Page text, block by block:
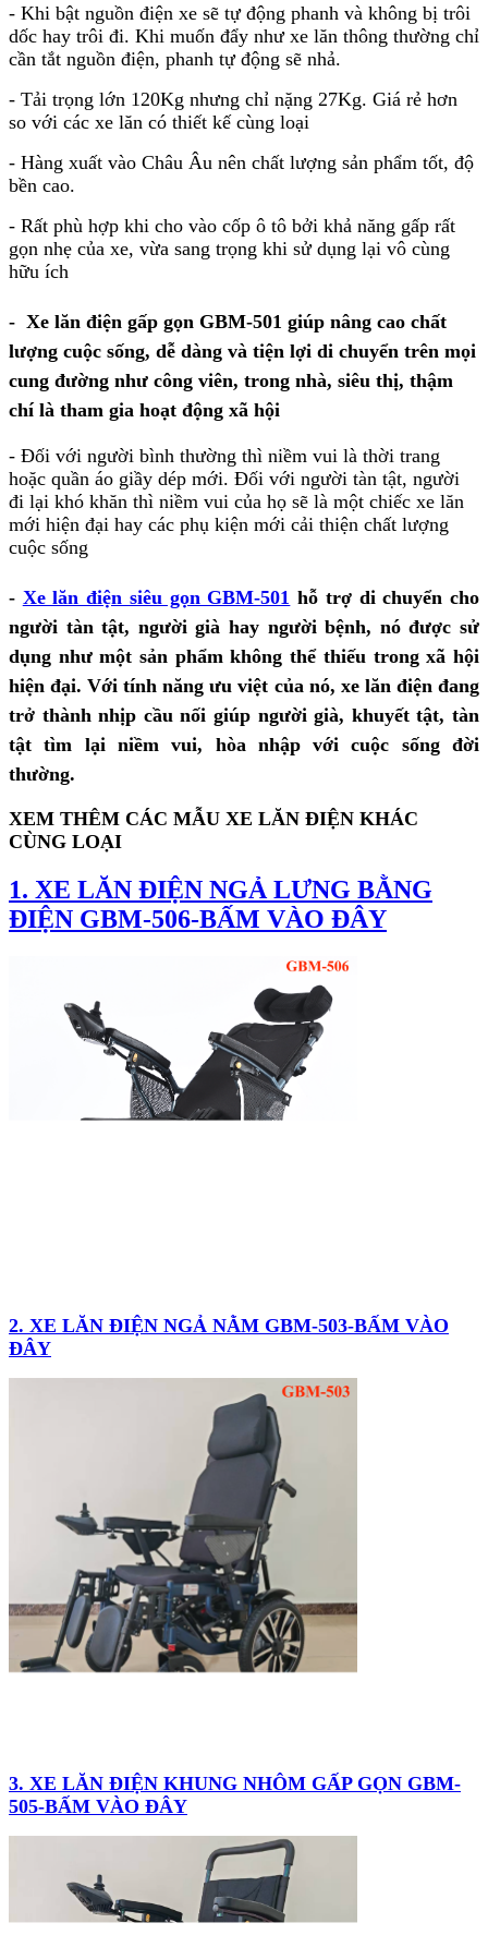
- Khi bật nguồn điện xe sẽ tự động phanh và không bị trôi
dốc hay trôi đi. Khi muốn đẩy như xe lăn thông thường chỉ
cần tắt nguồn điện, phanh tự động sẽ nhả.
- Tải trọng lớn 120Kg nhưng chỉ nặng 27Kg. Giá rẻ hơn
so với các xe lăn có thiết kế cùng loại
- Hàng xuất vào Châu Âu nên chất lượng sản phẩm tốt, độ
bền cao.
- Rất phù hợp khi cho vào cốp ô tô bởi khả năng gấp rất
gọn nhẹ của xe, vừa sang trọng khi sử dụng lại vô cùng
hữu ích
- Xe lăn điện gấp gọn GBM-501 giúp nâng cao chất
lượng cuộc sống, dễ dàng và tiện lợi di chuyển trên mọi
cung đường như công viên, trong nhà, siêu thị, thậm
chí là tham gia hoạt động xã hội
- Đối với người bình thường thì niềm vui là thời trang
hoặc quần áo giầy dép mới. Đối với người tàn tật, người
đi lại khó khăn thì niềm vui của họ sẽ là một chiếc xe lăn
mới hiện đại hay các phụ kiện mới cải thiện chất lượng
cuộc sống
- Xe lăn điện siêu gọn GBM-501 hỗ trợ di chuyển cho
người tàn tật, người già hay người bệnh, nó được sử
dụng như một sản phẩm không thể thiếu trong xã hội
hiện đại. Với tính năng ưu việt của nó, xe lăn điện đang
trở thành nhịp cầu nối giúp người già, khuyết tật, tàn
tật tìm lại niềm vui, hòa nhập với cuộc sống đời
thường.
XEM THÊM CÁC MẪU XE LĂN ĐIỆN KHÁC
CÙNG LOẠI
1. XE LĂN ĐIỆN NGẢ LƯNG BẰNG
ĐIỆN GBM-506-BẤM VÀO ĐÂY
2. XE LĂN ĐIỆN NGẢ NẰM GBM-503-BẤM VÀO
ĐÂY
3. XE LĂN ĐIỆN KHUNG NHÔM GẤP GỌN GBM-
505-BẤM VÀO ĐÂY